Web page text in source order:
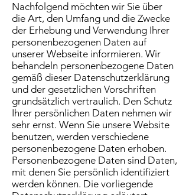
Nachfolgend möchten wir Sie über
die Art, den Umfang und die Zwecke
der Erhebung und Verwendung Ihrer
personenbezogenen Daten auf
unserer Webseite informieren. Wir
behandeln personenbezogene Daten
gemäß dieser Datenschutzerklärung
und der gesetzlichen Vorschriften
grundsätzlich vertraulich. Den Schutz
Ihrer persönlichen Daten nehmen wir
sehr ernst. Wenn Sie unsere Website
benutzen, werden verschiedene
personenbezogene Daten erhoben.
Personenbezogene Daten sind Daten,
mit denen Sie persönlich identifiziert
werden können. Die vorliegende